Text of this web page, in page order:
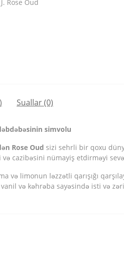
Suallar(0)
simvolu
Rose Oud sizi sehrli bir qoxu
cazibəsini nümayiş etdirməyi
və limonun ləzzətli qarışığı
və kəhrəba sayəsində isti və